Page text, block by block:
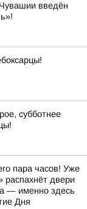
введён
субботнее
пара часов! Уже
распахнёт двери
— именно здесь
Дня